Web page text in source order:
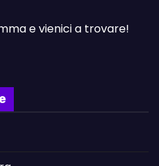
e vienici a trovare!